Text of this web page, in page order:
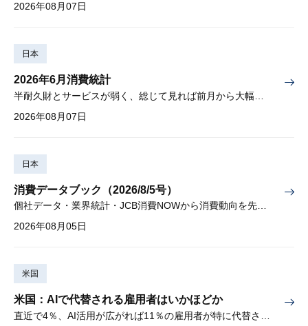
2026年08月07日
日本
2026年6月消費統計
2026年08月07日
日本
消費データブック（2026/8/5号）
個社データ・業界統計・JCB消費NOWから消費動向を先取り
2026年08月05日
米国
米国：AIで代替される雇用者はいかほどか